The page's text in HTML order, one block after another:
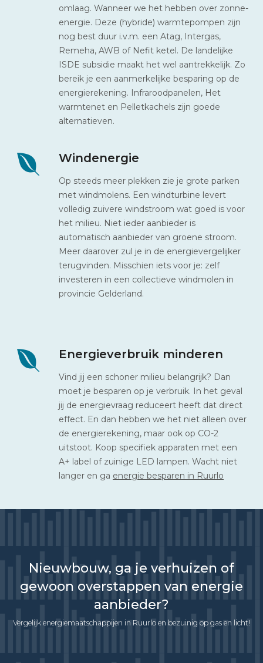
omlaag. Wanneer we het hebben over zonne-
energie. Deze (hybride) warmtepompen zijn
nog best duur i.v.m. een Atag, Intergas,
Remeha, AWB of Nefit ketel. De landelijke
ISDE subsidie maakt het wel aantrekkelijk. Zo
bereik je een aanmerkelijke besparing op de
energierekening. Infraroodpanelen, Het
warmtenet en Pelletkachels zijn goede
alternatieven.
Windenergie
Op steeds meer plekken zie je grote parken
met windmolens. Een windturbine levert
volledig zuivere windstroom wat goed is voor
het milieu. Niet ieder aanbieder is
automatisch aanbieder van groene stroom.
Meer daarover zul je in de energievergelijker
terugvinden. Misschien iets voor je: zelf
investeren in een collectieve windmolen in
provincie Gelderland.
Energieverbruik minderen
Vind jij een schoner milieu belangrijk? Dan
moet je besparen op je verbruik. In het geval
jij de energievraag reduceert heeft dat direct
effect. En dan hebben we het niet alleen over
de energierekening, maar ook op CO-2
uitstoot. Koop specifiek apparaten met een
A+ label of zuinige LED lampen. Wacht niet
langer en ga energie besparen in Ruurlo
Nieuwbouw, ga je verhuizen of
gewoon overstappen van energie
aanbieder?
Vergelijk energiemaatschappijen in Ruurlo en bezuinig op gas en licht!